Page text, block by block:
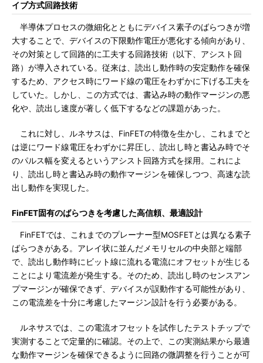
イブ方式回路技術
半導体プロセスの微細化とともにデバイス素子のばらつきが増
大することで、デバイスの下限動作電圧が悪化する傾向があり、
その対策として回路的に工夫する回路技術（以下、アシスト回
路）が導入されている。従来は、読出し動作時の安定動作を確保
するため、アクセス時にワード線の電圧をわずかに下げる工夫を
していた。しかし、この方式では、書込み時の動作マージンの悪
化や、読出し速度が著しく低下するなどの課題があった。
これに対し、ルネサスは、FinFETの特徴を生かし、これまでと
は逆にワード線電圧をわずかに昇圧し、読出し時と書込み時でそ
のパルス幅を変えるというアシスト回路方式を採用。これによ
り、読出し時と書込み時の動作マージンを確保しつつ、高速な読
出し動作を実現した。
FinFET固有のばらつきを考慮した高信頼、最適設計
FinFETでは、これまでのプレーナー型MOSFETとは異なる素子
ばらつきがある。アレイ状に並んだメモリセルの中央部と端部
で、読出し動作時にビット線に流れる電流にオフセットが生じる
ことにより電流差が発生する。そのため、読出し時のセンスアン
プマージンが確保できず、デバイスが誤動作する可能性があり、
この電流差を十分に考慮したマージン設計を行う必要がある。
ルネサスでは、この電流オフセットを試作したテストチップで
実測することで定量的に確認。その上で、この実測結果から最適
な動作マージンを確保できるように回路の微調整を行うことが可